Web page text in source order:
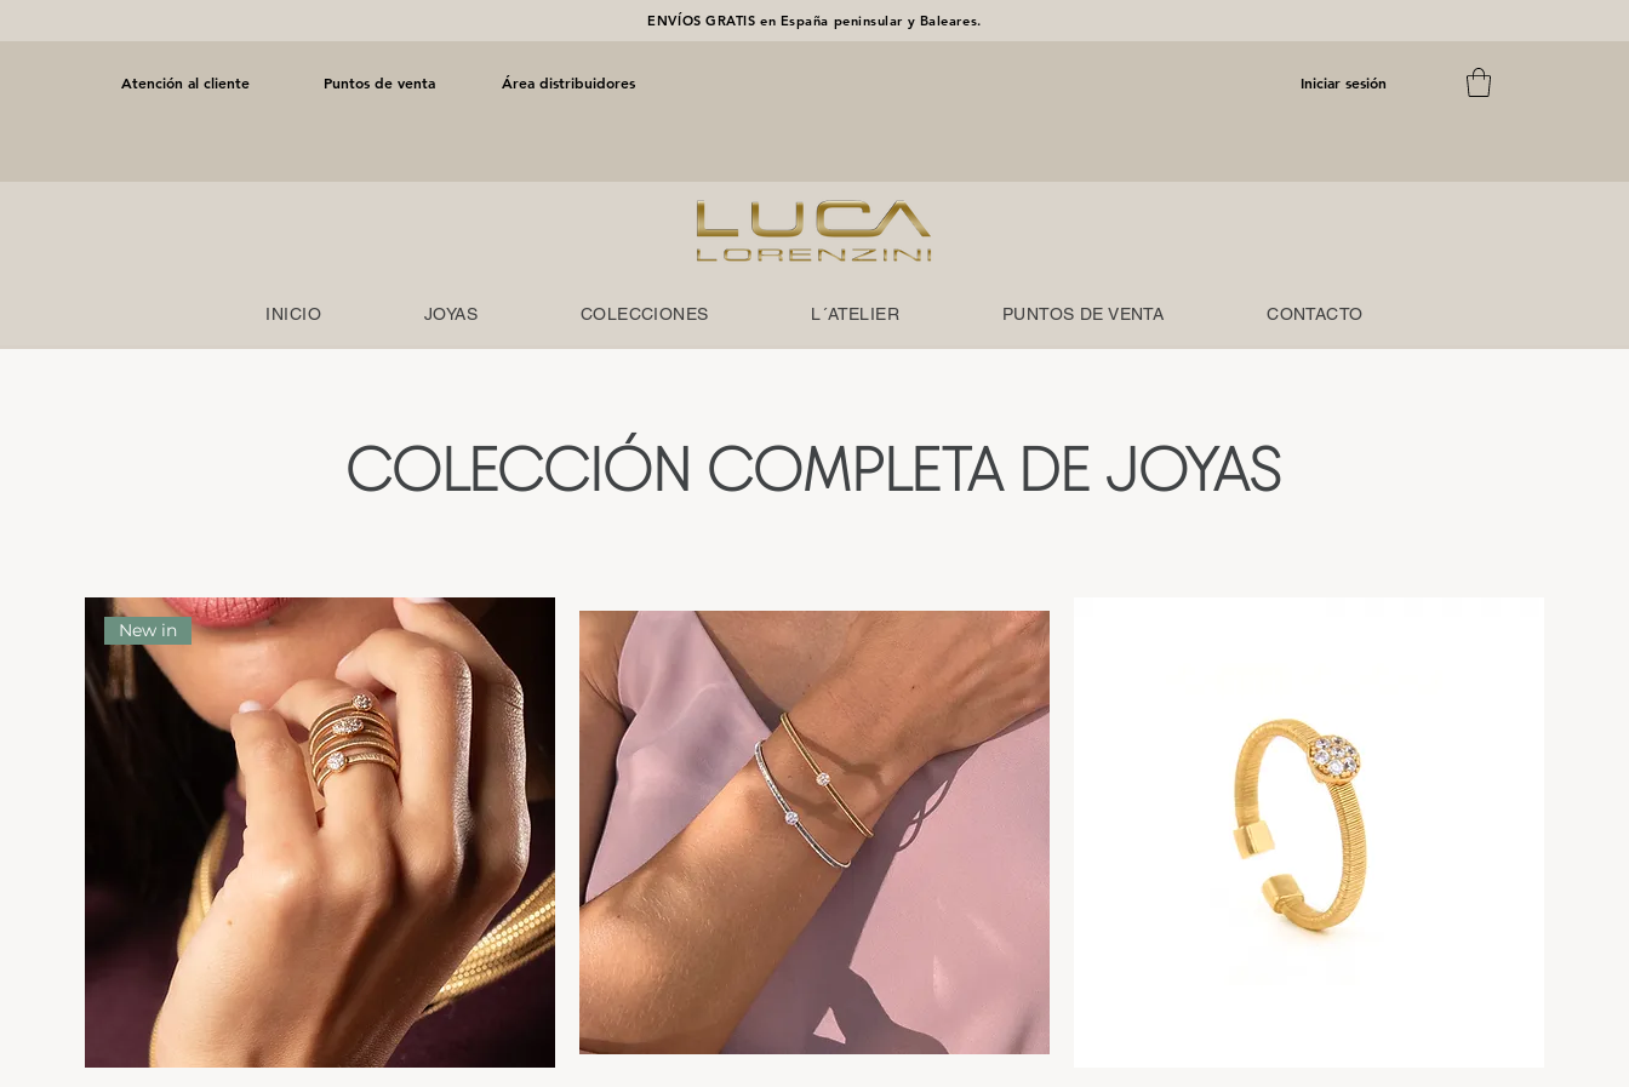
ENVÍOS GRATIS en España peninsular y Baleares.
Atención al cliente Puntos de venta Área distribuidores Iniciar sesión
INICIO JOYAS COLECCIONES L´ATELIER PUNTOS DE VENTA CONTACTO
COLECCIÓN COMPLETA DE JOYAS
New in